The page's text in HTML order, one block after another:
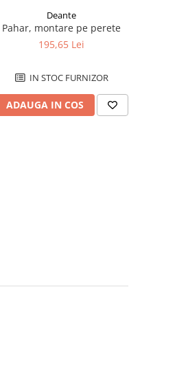
Deante
Pahar, montare pe perete
195,65 Lei
IN STOC FURNIZOR
ADAUGA IN COS